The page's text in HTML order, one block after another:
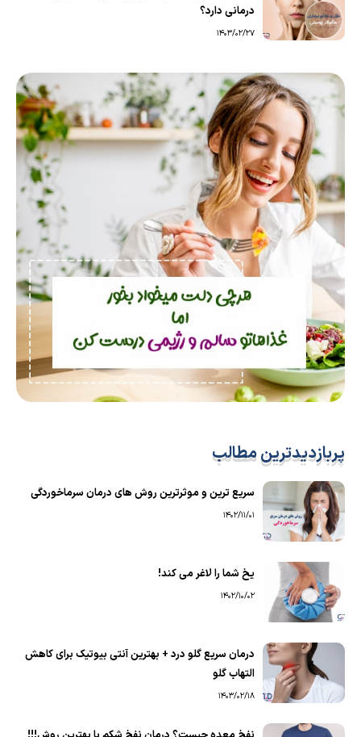
درمانی دارد؟
1403/02/27
پربازدیدترین مطالب
سریع ترین و موثرترین روش های درمان سرماخوردگی
1402/11/01
یخ شما را لاغر می کند!
1402/10/02
درمان سریع گلو درد + بهترین آنتی بیوتیک برای کاهش
التهاب گلو
1403/02/18